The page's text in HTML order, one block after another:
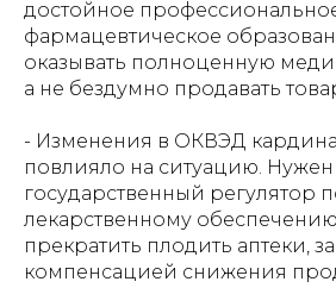
достойное
фармацевтическое
оказывать полноценную
а не бездумно продавать
⁠- Изменения в ОКВЭД
повлияло на ситуацию. Нужен
государственный регулятор
лекарственному
прекратить плодить аптеки,
компенсацией снижения